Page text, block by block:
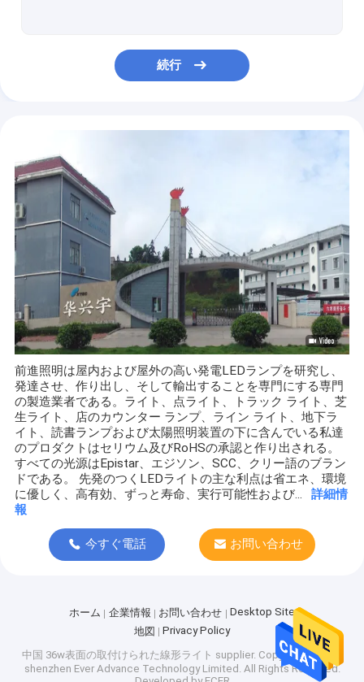
1つのひものための14000kフル カラーの屋外の導かれたモジュール1.2W*20 20pcs
150mm DC12V Ip67によって導かれるモジュール2835の寿命50000hの家の装飾の使用
13000K 12vは印板ライト ボックスのためのモジュール5050 IP65を導いた
続行
前進照明は屋内および屋外の高い発電LEDランプを研究し、
発達させ、作り出し、そして輸出することを専門にする専門
の製造業者である。ライト、点ライト、トラック ライト、芝
生ライト、店のカウンター ランプ、ライン ライト、地下ラ
イト、読書ランプおよび太陽照明装置の下に含んでいる私達
のプロダクトはセリウム及びRoHSの承認と作り出される。
すべての光源はEpistar、エジソン、SCC、クリー語のブラン
ドである。 先発のつくLEDライトの主な利点は省エネ、環境
に優しく、高有効、ずっと寿命、実行可能性および...
詳細情
報
今すぐ電話 お問い合わせ
ホーム 企業情報 お問い合わせ
Desktop Site
地図
Privacy Policy
中国 36w表面の取付けられた線形ライト supplier. Copyright © 2026
shenzhen Ever Advance Technology Limited. All Rights Reserved.